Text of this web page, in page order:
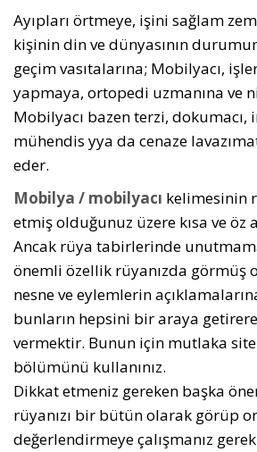
Ayıpları örtmeye, işini sağlam
kişinin din ve dünyasının
geçim vasıtalarına; Mobilyacı,
yapmaya, ortopedi uzmanına ve
Mobilyacı bazen terzi, dokumacı,
mühendis yya da cenaze
eder.
Mobilya / mobilyacı kelimesinin
etmiş olduğunuz üzere kısa ve öz
Ancak rüya tabirlerinde
önemli özellik rüyanızda görmüş
nesne ve eylemlerin
bunların hepsini bir araya
vermektir. Bunun için mutlaka
bölümünü kullanınız.
Dikkat etmeniz gereken başka
rüyanızı bir bütün olarak görüp
değerlendirmeye çalışmanız